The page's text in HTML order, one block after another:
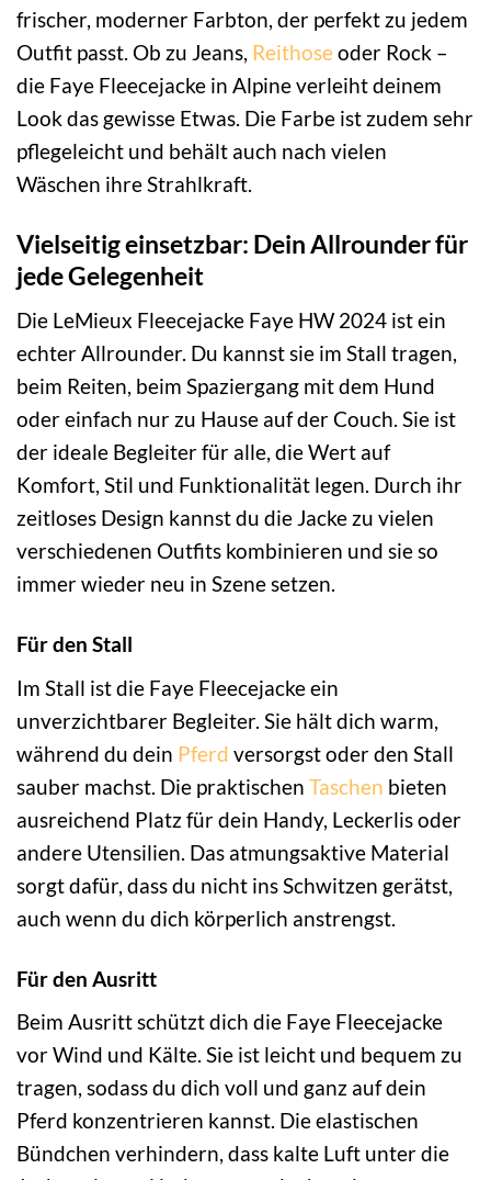
frischer, moderner Farbton, der perfekt zu jedem
Outfit passt. Ob zu Jeans, Reithoseoder Rock –
die Faye Fleecejacke in Alpine verleiht deinem
Look das gewisse Etwas. Die Farbe ist zudem sehr
pflegeleicht und behält auch nach vielen
Wäschen ihre Strahlkraft.
Vielseitig einsetzbar: Dein Allrounder für
jede Gelegenheit
Die LeMieux Fleecejacke Faye HW 2024 ist ein
echter Allrounder. Du kannst sie im Stall tragen,
beim Reiten, beim Spaziergang mit dem Hund
oder einfach nur zu Hause auf der Couch. Sie ist
der ideale Begleiter für alle, die Wert auf
Komfort, Stil und Funktionalität legen. Durch ihr
zeitloses Design kannst du die Jacke zu vielen
verschiedenen Outfits kombinieren und sie so
immer wieder neu in Szene setzen.
Für den Stall
Im Stall ist die Faye Fleecejacke ein
unverzichtbarer Begleiter. Sie hält dich warm,
während du dein Pferd versorgst oder den Stall
sauber machst. Die praktischen Taschen bieten
ausreichend Platz für dein Handy, Leckerlis oder
andere Utensilien. Das atmungsaktive Material
sorgt dafür, dass du nicht ins Schwitzen gerätst,
auch wenn du dich körperlich anstrengst.
Für den Ausritt
Beim Ausritt schützt dich die Faye Fleecejacke
vor Wind und Kälte. Sie ist leicht und bequem zu
tragen, sodass du dich voll und ganz auf dein
Pferd konzentrieren kannst. Die elastischen
Bündchen verhindern, dass kalte Luft unter die